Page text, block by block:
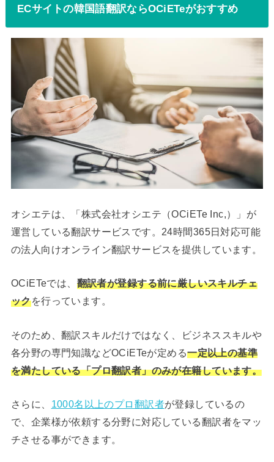
ECサイトの韓国語翻訳ならOCiETeがおすすめ
オシエテは、「株式会社オシエテ（OCiETe Inc,）」が
運営している翻訳サービスです。24時間365日対応可能
の法人向けオンライン翻訳サービスを提供しています。
OCiETeでは、 翻訳者が登録する前に厳しいスキルチェ
ックを行っています。
そのため、翻訳スキルだけではなく、ビジネススキルや
各分野の専門知識などOCiETeが定める一定以上の基準
を満たしている「プロ翻訳者」のみが在籍しています。
さらに、 1000名以上のプロ翻訳者が登録しているの
で、企業様が依頼する分野に対応している翻訳者をマッ
チさせる事ができます。